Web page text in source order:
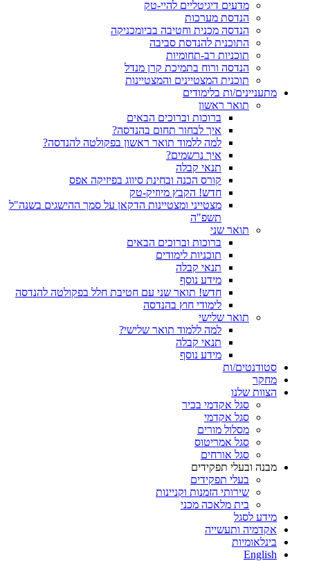
מדעים דיגיטליים להיי-טק
הנדסת מערכות
הנדסה מכנית וחטיבה בביומכניקה
התוכנית להנדסת סביבה
תוכניות רב-תחומיות
הנדסה ורוח בתמיכת קרן מנדל
תוכנית המצטיינים והמצטיינות
מתעניינים/ות בלימודים
תואר ראשון
ברוכות וברוכים הבאים
איך לבחור תחום בהנדסה?
למה ללמוד תואר ראשון בפקולטה להנדסה?
איך נרשמים?
תנאי קבלה
קורס הכנה ובחינת סיווג בפיזיקה אפס
חדש! הקבץ מיוזיק-טק
מצטייני ומצטיינות הדקאן על סמך ההישגים בשנה"ל
תשפ"ה
תואר שני
ברוכות וברוכים הבאים
תוכניות לימודים
תנאי קבלה
מידע נוסף
חדש! תואר שני עם חטיבת חלל בפקולטה להנדסה
לימודי חוץ בהנדסה
תואר שלישי
למה ללמוד תואר שלישי?
תנאי קבלה
מידע נוסף
סטודנטים/ות
מחקר
הצוות שלנו
סגל אקדמי בכיר
סגל אקדמי
מסלול מורים
סגל אמריטוס
סגל אורחים
מבנה ובעלי תפקידים
בעלי תפקידים
שירותי הזמנות וקניינות
בית מלאכה מכני
מידע לסגל
אקדמיה ותעשייה
בינלאומיות
English